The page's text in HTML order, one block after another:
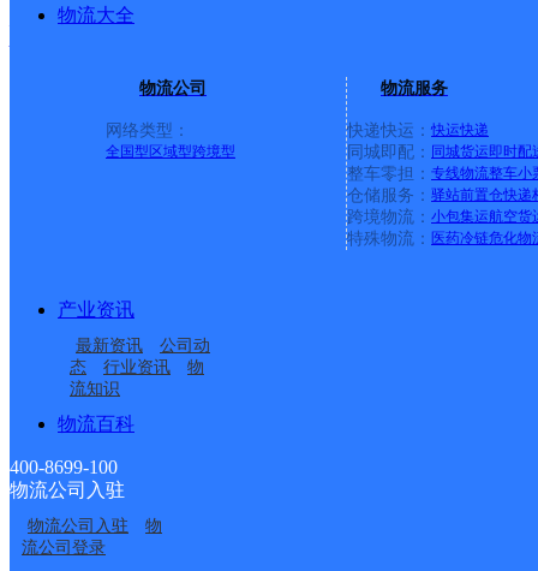
物流大全
物流公司
网络类型：
全国型 区域型跨境型
物流服务
快递快运： 快运快递
同城即配： 同城货运即时配
整车零担： 专线物流整车小
仓储服务： 驿站前置仓快递
跨境物流： 小包集运航空货
特殊物流： 医药冷链危化物
产业资讯
最新资讯
公司动
态
行业资讯
物
流知识
物流百科
400-8699-100
物流公司入驻
物流公司入驻
物
流公司登录
分水镇
圆通速递 更多号码地址
详情
圆通速递 更多号码
派送范围:镇区
丰密服装店